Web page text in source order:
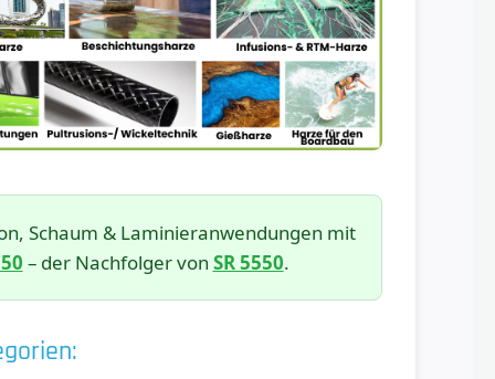
Schaum & Laminieranwendungen mit
– der Nachfolger von SR 5550.